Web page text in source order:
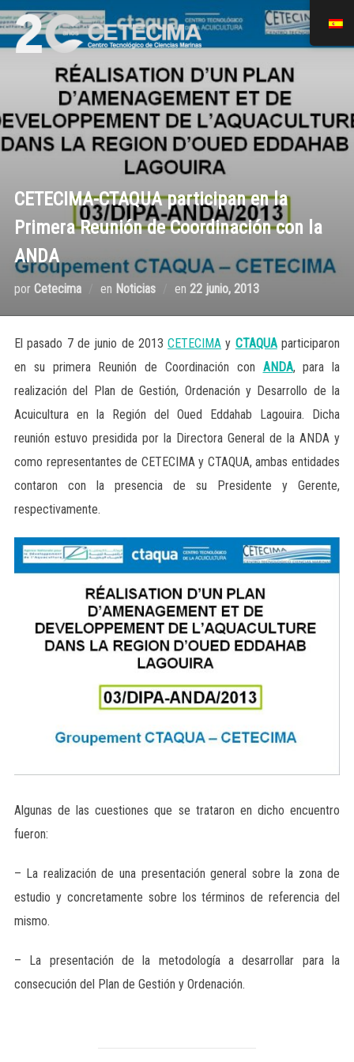
CETECIMA-CTAQUA participan en la
Primera Reunión de Coordinación con la
ANDA
por Cetecima en Noticias en 22 junio, 2013
El pasado 7 de junio de 2013CETECIMA y CTAQUAparticiparon
en su primera Reunión de Coordinación con ANDA, para la
realización del Plan de Gestión, Ordenación y Desarrollo de la
Acuicultura en la Región del Oued Eddahab Lagouira. Dicha
reunión estuvo presidida por la Directora General de la ANDA y
como representantes de CETECIMA y CTAQUA, ambas entidades
contaron con la presencia de su Presidente y Gerente,
respectivamente.
Algunas de las cuestiones que se trataron en dicho encuentro
fueron:
– La realización de una presentación general sobre la zona de
estudio y concretamente sobre los términos de referencia del
mismo.
– La presentación de la metodología a desarrollar para la
consecución del Plan de Gestión y Ordenación.